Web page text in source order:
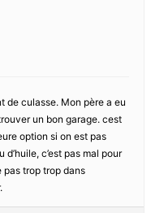
de culasse. Mon père a eu
un bon garage. cest
option si on est pas
c’est pas mal pour
pas trop trop dans